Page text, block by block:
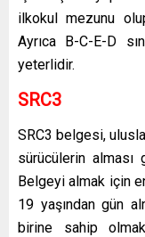
ilkokul mezunu
Ayrıca B-C-E-D
yeterlidir.
SRC3
SRC3 belgesi,
sürücülerin
Belgeyi almak için
19 yaşından gün
birine sahip olmak